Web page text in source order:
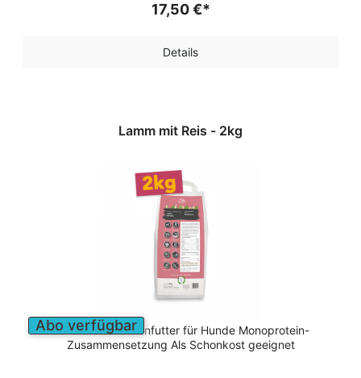
17,50 €*
Details
Abo verfügbar
Lamm mit Reis - 2kg
Sensitives Trockenfutter für Hunde Monoprotein-
Zusammensetzung Als Schonkost geeignet